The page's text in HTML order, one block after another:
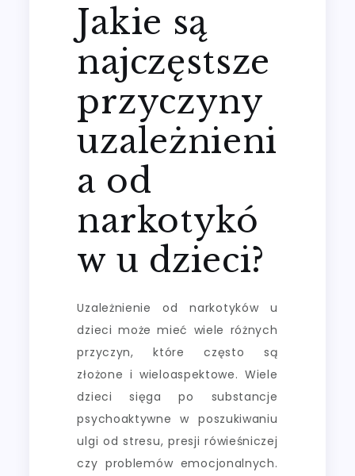
Jakie są
najczęstsze
przyczyny
uzależnieni
a od
narkotykó
w u dzieci?
Uzależnienie od narkotyków u
dzieci może mieć wiele różnych
przyczyn, które często są
złożone i wieloaspektowe. Wiele
dzieci sięga po substancje
psychoaktywne w poszukiwaniu
ulgi od stresu, presji rówieśniczej
czy problemów emocjonalnych.